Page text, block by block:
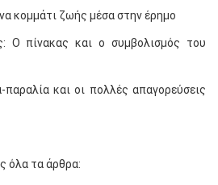
κομμάτι ζωής μέσα στην έρημο
Ο πίνακας και ο συμβολισμός του
και οι πολλές απαγορεύσεις
όλα τα άρθρα: